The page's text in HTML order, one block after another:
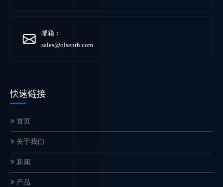
邮箱：
sales@olsenth.com
快速链接
首页
关于我们
新闻
产品